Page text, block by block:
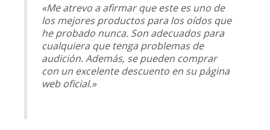
«Me atrevo a afirmar que este es uno de
los mejores productos para los oídos que
he probado nunca. Son adecuados para
cualquiera que tenga problemas de
audición. Además, se pueden comprar
con un excelente descuento en su página
web oficial.»